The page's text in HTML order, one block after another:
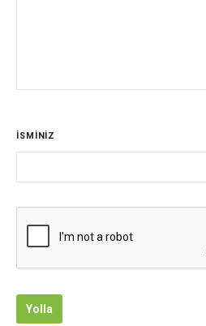
İSMİNİZ
Yolla